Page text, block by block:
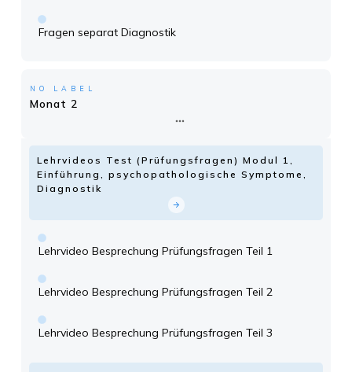
Fragen separat Diagnostik
NO LABEL
Monat 2
Lehrvideos Test (Prüfungsfragen) Modul 1,
Einführung, psychopathologische Symptome,
Diagnostik
Lehrvideo Besprechung Prüfungsfragen Teil 1
Lehrvideo Besprechung Prüfungsfragen Teil 2
Lehrvideo Besprechung Prüfungsfragen Teil 3